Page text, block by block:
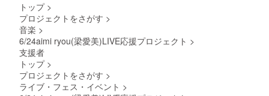
トップ >
プロジェクトをさがす >
音楽 >
6/24aimi ryou(梁愛美)LIVE応援プロジェクト >
支援者
トップ >
プロジェクトをさがす >
ライブ・フェス・イベント >